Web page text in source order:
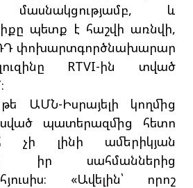
մասնակցությամբ, և
պետք է հաշվի առնվի,
փոխարտգործնախարար
RTVI-ին տված
ԱՄՆ-Իսրայելի կողմից
պատերազմից հետո
չի լինի ամերիկյան
իր սահմաններից
«Ավելին՝ որոշ